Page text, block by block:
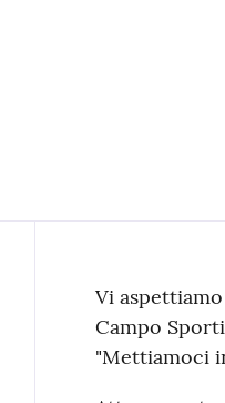
Vi
Campo
"Mettiamoci